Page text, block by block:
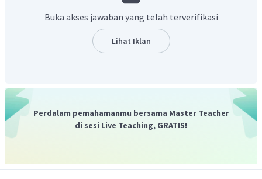
Buka akses jawaban yang telah terverifikasi
Lihat Iklan
Perdalam pemahamanmu bersama Master Teacher
di sesi Live Teaching, GRATIS!